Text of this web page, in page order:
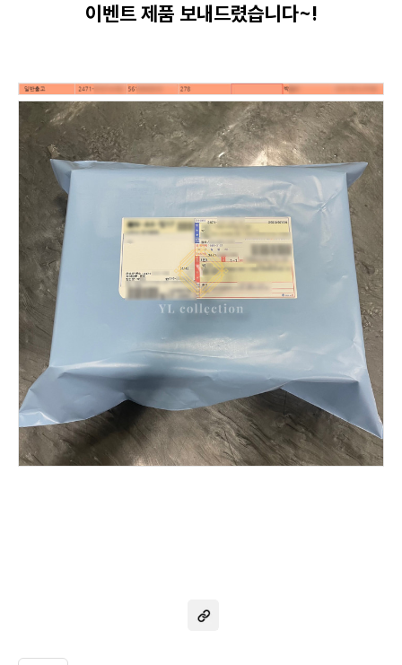
이벤트 제품 보내드렸습니다~!